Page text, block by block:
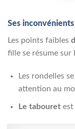
Ses inconvénients
Les points faibles
fille se résume sur
Les rondelles
attention au
Le tabouret